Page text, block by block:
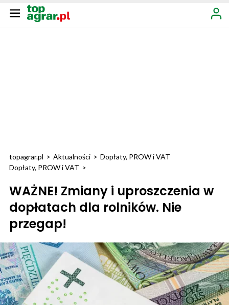
topagrar.pl > Aktualności > Dopłaty, PROW i VAT
Dopłaty, PROW i VAT >
WAŻNE! Zmiany i uproszczenia w
dopłatach dla rolników. Nie
przegap!